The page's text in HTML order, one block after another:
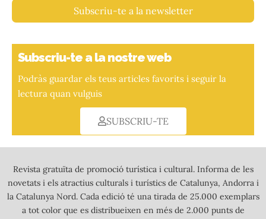
Subscriu-te a la newsletter
Subscriu-te a la nostre web
Podràs guardar els teus articles favorits i seguir la
lectura quan vulguis
SUBSCRIU-TE
Revista gratuïta de promoció turística i cultural. Informa de les
novetats i els atractius culturals i turístics de Catalunya, Andorra i
la Catalunya Nord. Cada edició té una tirada de 25.000 exemplars
a tot color que es distribueixen en més de 2.000 punts de